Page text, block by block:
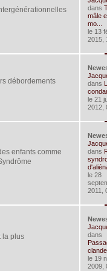
dans
mâle
mo...
le 13
2015,
débordements
dans
le 21
2012,
enfants comme
dans
le 28
2011,
la plus
dans
le 19
2009,